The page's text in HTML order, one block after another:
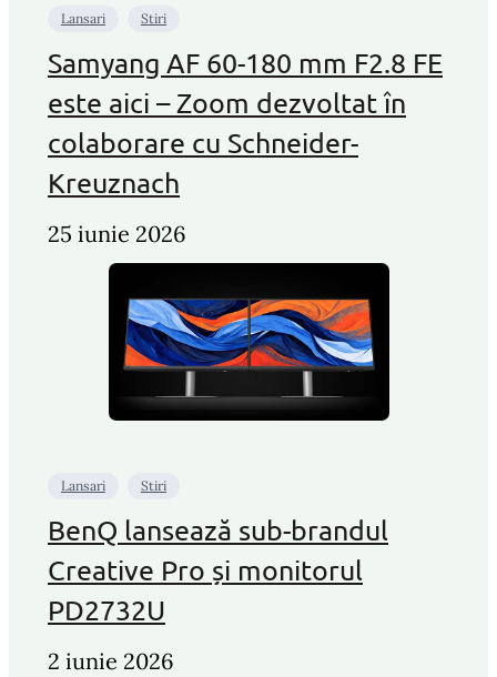
Lansari Stiri
Samyang AF 60-180 mm F2.8 FE
este aici – Zoom dezvoltat în
colaborare cu Schneider-
Kreuznach
25 iunie 2026
Lansari Stiri
BenQ lansează sub-brandul
Creative Pro și monitorul
PD2732U
2 iunie 2026